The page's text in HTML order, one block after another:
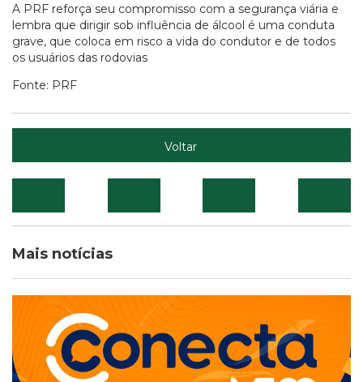
A PRF reforça seu compromisso com a segurança viária e
lembra que dirigir sob influência de álcool é uma conduta
grave, que coloca em risco a vida do condutor e de todos
os usuários das rodovias
Fonte: PRF
Voltar
Mais notícias